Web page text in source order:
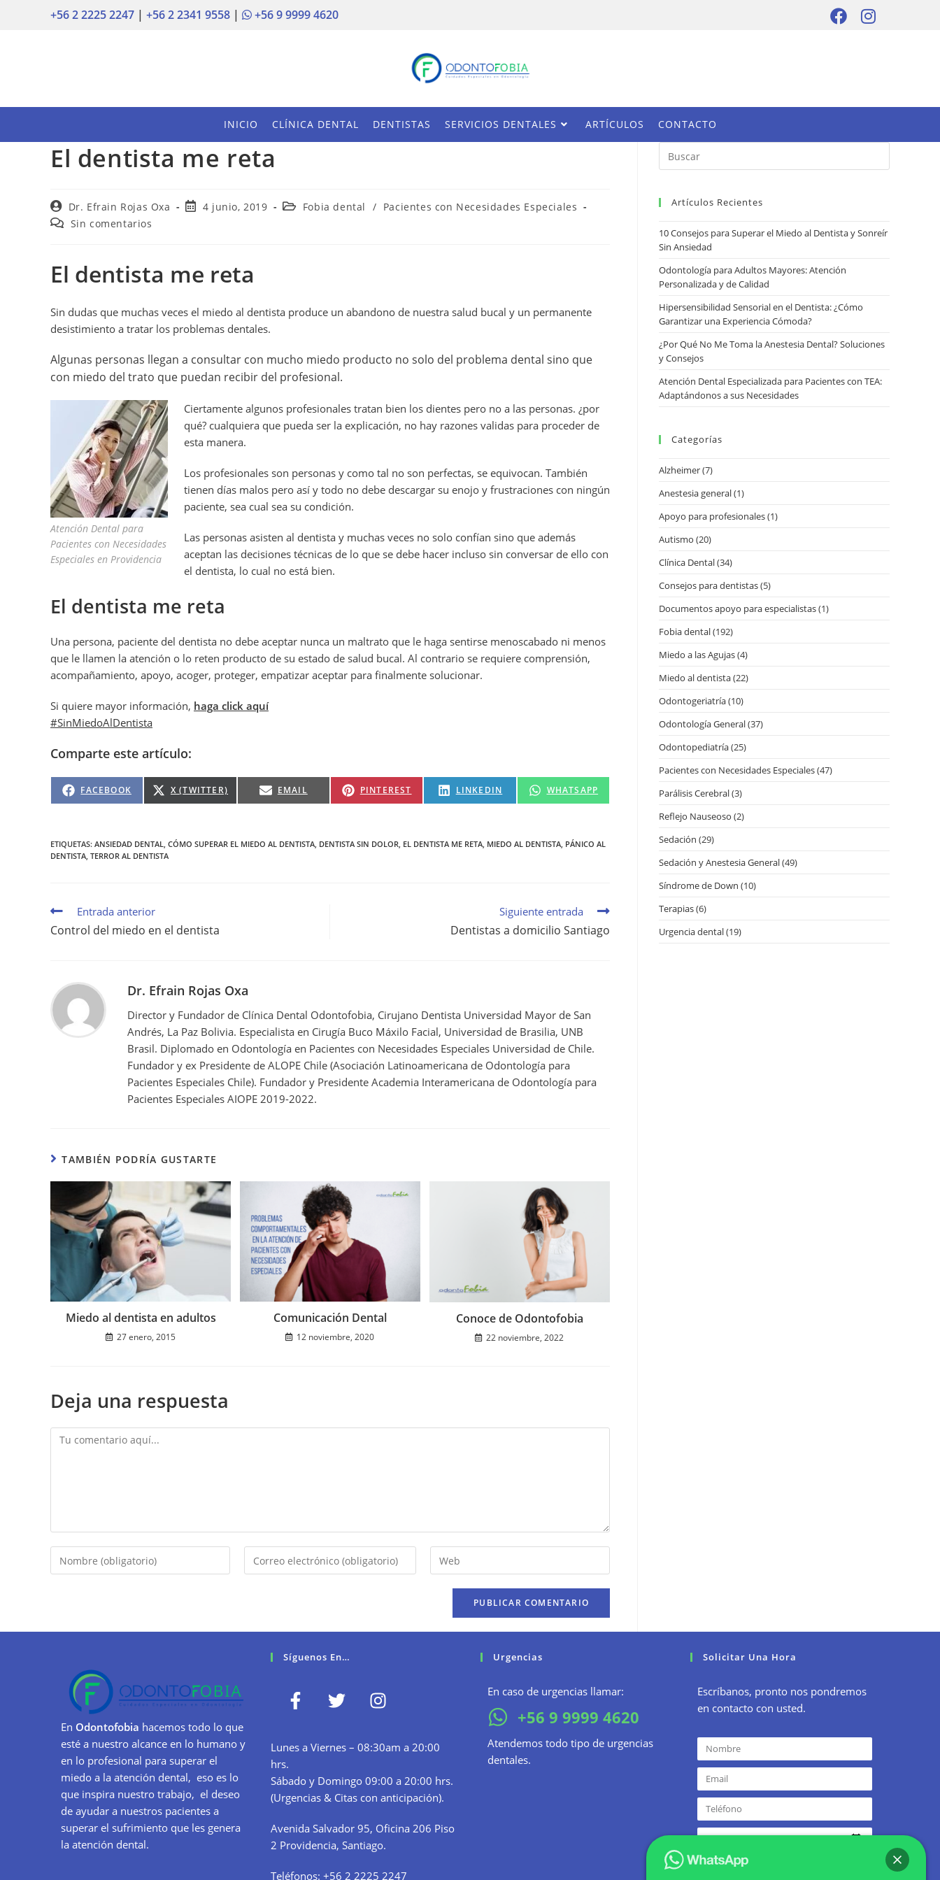
+56 2 2225 2247 | +56 2 2341 9558 | +56 9 9999 4620
INICIO CLÍNICA DENTAL DENTISTAS SERVICIOS DENTALES ARTÍCULOS CONTACTO
El dentista me reta
Dr. Efrain Rojas Oxa 4 junio, 2019 Fobia dental / Pacientes con Necesidades Especiales
Sin comentarios
El dentista me reta
Sin dudas que muchas veces el miedo al dentista produce un abandono de nuestra salud bucal y un permanente
desistimiento a tratar los problemas dentales.
Algunas personas llegan a consultar con mucho miedo producto no solo del problema dental sino que
con miedo del trato que puedan recibir del profesional.
Atención Dental para
Pacientes con Necesidades
Especiales en Providencia
Ciertamente algunos profesionales tratan bien los dientes pero no a las personas. ¿por
qué? cualquiera que pueda ser la explicación, no hay razones validas para proceder de
esta manera.
Los profesionales son personas y como tal no son perfectas, se equivocan. También
tienen días malos pero así y todo no debe descargar su enojo y frustraciones con ningún
paciente, sea cual sea su condición.
Las personas asisten al dentista y muchas veces no solo confían sino que además
aceptan las decisiones técnicas de lo que se debe hacer incluso sin conversar de ello con
el dentista, lo cual no está bien.
El dentista me reta
Una persona, paciente del dentista no debe aceptar nunca un maltrato que le haga sentirse menoscabado ni menos
que le llamen la atención o lo reten producto de su estado de salud bucal. Al contrario se requiere comprensión,
acompañamiento, apoyo, acoger, proteger, empatizar aceptar para finalmente solucionar.
Si quiere mayor información, haga click aquí
#SinMiedoAlDentista
Comparte este artículo:
FACEBOOK X (TWITTER) EMAIL PINTEREST LINKEDIN WHATSAPP
ETIQUETAS: ANSIEDAD DENTAL, CÓMO SUPERAR EL MIEDO AL DENTISTA, DENTISTA SIN DOLOR, EL DENTISTA ME RETA, MIEDO AL DENTISTA, PÁNICO AL
DENTISTA, TERROR AL DENTISTA
Entrada anterior
Control del miedo en el dentista
Siguiente entrada
Dentistas a domicilio Santiago
Dr. Efrain Rojas Oxa
Director y Fundador de Clínica Dental Odontofobia, Cirujano Dentista Universidad Mayor de San
Andrés, La Paz Bolivia. Especialista en Cirugía Buco Máxilo Facial, Universidad de Brasilia, UNB
Brasil. Diplomado en Odontología en Pacientes con Necesidades Especiales Universidad de Chile.
Fundador y ex Presidente de ALOPE Chile (Asociación Latinoamericana de Odontología para
Pacientes Especiales Chile). Fundador y Presidente Academia Interamericana de Odontología para
Pacientes Especiales AIOPE 2019-2022.
TAMBIÉN PODRÍA GUSTARTE
Miedo al dentista en adultos
27 enero, 2015
Comunicación Dental
12 noviembre, 2020
Conoce de Odontofobia
22 noviembre, 2022
Deja una respuesta
Artículos Recientes
10 Consejos para Superar el Miedo al Dentista y Sonreír
Sin Ansiedad
Odontología para Adultos Mayores: Atención
Personalizada y de Calidad
Hipersensibilidad Sensorial en el Dentista: ¿Cómo
Garantizar una Experiencia Cómoda?
¿Por Qué No Me Toma la Anestesia Dental? Soluciones
y Consejos
Atención Dental Especializada para Pacientes con TEA:
Adaptándonos a sus Necesidades
Categorías
Alzheimer(7)
Anestesia general(1)
Apoyo para profesionales(1)
Autismo (20)
Clínica Dental(34)
Consejos para dentistas(5)
Documentos apoyo para especialistas(1)
Fobia dental(192)
Miedo a las Agujas(4)
Miedo al dentista(22)
Odontogeriatría(10)
Odontología General(37)
Odontopediatría(25)
Pacientes con Necesidades Especiales(47)
Parálisis Cerebral(3)
Reflejo Nauseoso (2)
Sedación (29)
Sedación y Anestesia General(49)
Síndrome de Down (10)
Terapias(6)
Urgencia dental(19)
En Odontofobia hacemos todo lo que
esté a nuestro alcance en lo humano y
en lo profesional para superar el
miedo a la atención dental, eso es lo
que inspira nuestro trabajo, el deseo
de ayudar a nuestros pacientes a
superar el sufrimiento que les genera
la atención dental.
Síguenos En…
Lunes a Viernes – 08:30am a 20:00
hrs.
Sábado y Domingo 09:00 a 20:00 hrs.
(Urgencias & Citas con anticipación).
Avenida Salvador 95, Oficina 206 Piso
2 Providencia, Santiago.
Teléfonos: +56 2 2225 2247
Urgencias
En caso de urgencias llamar:
+56 9 9999 4620
Atendemos todo tipo de urgencias
dentales.
Solicitar Una Hora
Escríbanos, pronto nos pondremos
en contacto con usted.